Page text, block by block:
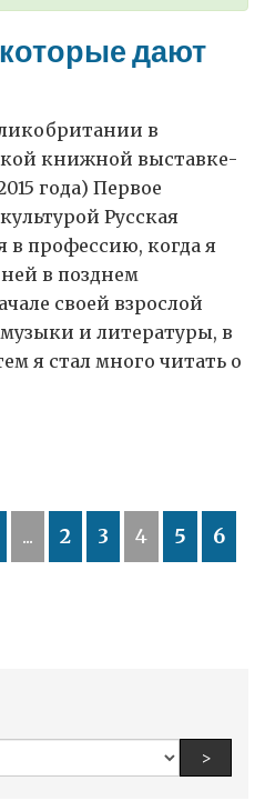
дают
в
книжной выставке-
года) Первое
Русская
в профессию, когда я
в позднем
своей взрослой
и литературы, в
я стал много читать о
... 2 3 4 5 6
All
authors:
>Find